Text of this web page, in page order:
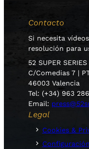
Contacto
Si necesita
resolución para
52 SUPER SERIES
C/Comedias 7 |
46003 Valencia
Tel: (+34) 963
Email:
Legal
Cookies &